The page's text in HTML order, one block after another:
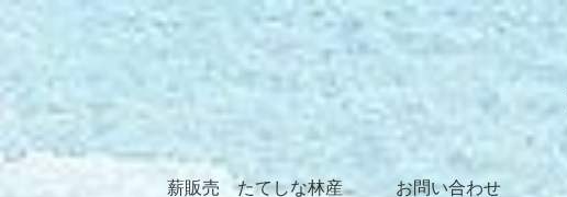
薪販売 たてしな林産 お問い合わせ